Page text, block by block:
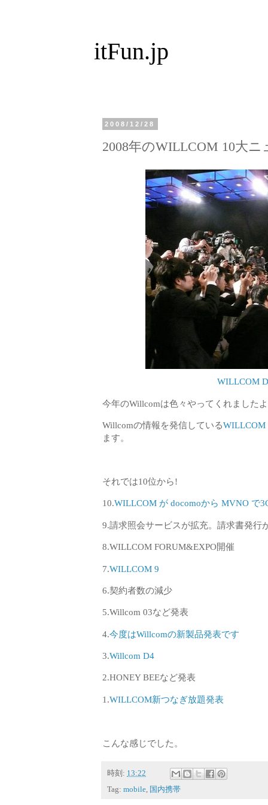
itFun.jp
2008/12/28
2008年のWILLCOM 10大ニ
WILLCOM
今年のWillcomは色々やってくれました
Willcomの情報を発信しているWILLCOM
ます。
それでは10位から!
10.WILLCOM が docomoから MVNO で
9.請求照会サービスが拡充。請求書発行
8.WILLCOM FORUM&EXPO開催
7.WILLCOM 9
6.契約者数の減少
5.Willcom 03など発表
4.今度はWillcomの新製品発表です
3.Willcom D4
2.HONEY BEEなど発表
1.WILLCOM新つなぎ放題発表
こんな感じでした。
時刻: 13:22
Tag: mobile, 国内携帯